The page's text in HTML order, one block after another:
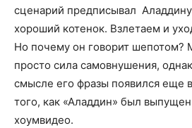
сценарий предписывал
хороший котенок. Взлетаем и
Но почему он говорит шепотом?
просто сила самовнушения,
смысле его фразы появился еще
того, как «Аладдин» был выпущен
хоумвидео.